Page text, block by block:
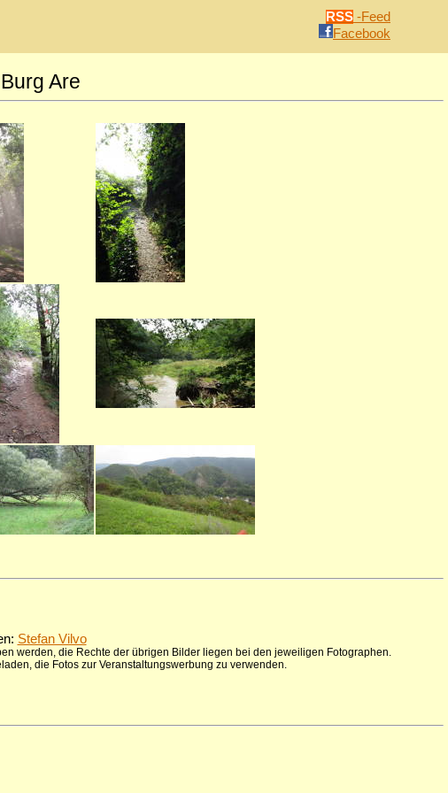
RSS -Feed
Facebook
Are
Stefan Vilvo
werden, die Rechte der übrigen Bilder liegen bei den jeweiligen Fotographen.
die Fotos zur Veranstaltungswerbung zu verwenden.